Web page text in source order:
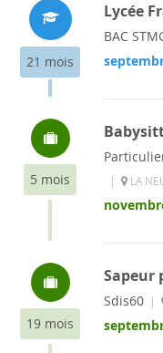
21 mois
Lycée
BAC
5 mois | LA
19 mois
Sapeur
Sdis60 |